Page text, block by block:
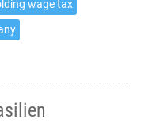
wage tax